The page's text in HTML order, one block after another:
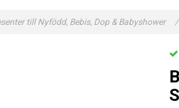
till Nyfödd, Bebis, Dop & Babyshower /